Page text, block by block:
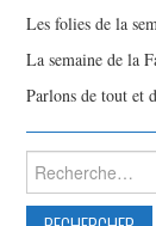
Les folies de la
La semaine de la
Parlons de tout et